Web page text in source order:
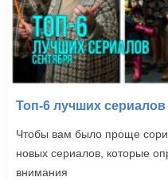
Топ-6 лучших сериалов
Чтобы вам было проще
новых сериалов, которые
внимания